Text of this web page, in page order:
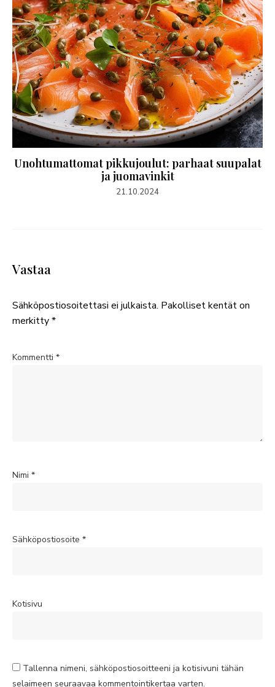
Unohtumattomat pikkujoulut: parhaat suupalat
ja juomavinkit
21.10.2024
Vastaa
Sähköpostiosoitettasi ei julkaista. Pakolliset kentät on
merkitty*
Kommentti *
Nimi *
Sähköpostiosoite *
Kotisivu
Tallenna nimeni, sähköpostiosoitteeni ja kotisivuni tähän
selaimeen seuraavaa kommentointikertaa varten.